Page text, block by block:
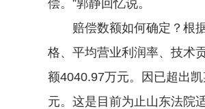
偿。”郭静回忆说。
赔偿数额如何确定？根据
格、平均营业利润率、技术
额4040.97万元。因已超出
元。这是目前为止山东法院